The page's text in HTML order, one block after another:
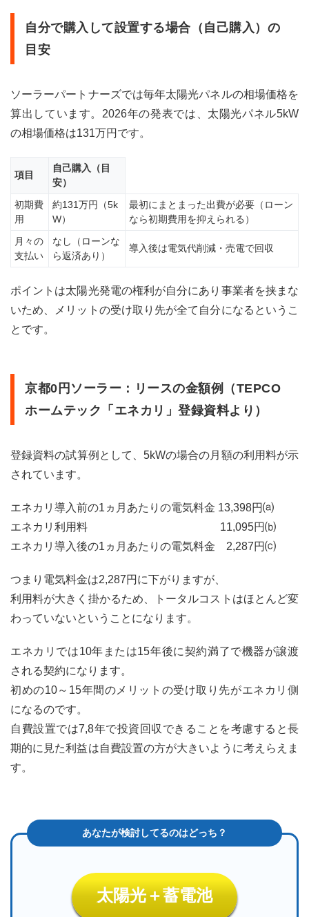
5.1
京都
が向
いて
いる
人
5.2
自己
購入
が向
いて
人
め：
京都
0円
ソー
陽光
の最
初の
ル」
を下
げて
る選
択肢
自分で購入して設置する場合（自己購入）の
目安
ソーラーパートナーズでは毎年太陽光パネルの相場価格を
算出しています。2026年の発表では、太陽光パネル5kW
の相場価格は131万円です。
項目
自己購入（目
安）
初期費
用
約131万円（5k
W）
最初にまとまった出費が必要（ローン
なら初期費用を抑えられる）
月々の
支払い
なし（ローンな
ら返済あり）
導入後は電気代削減・売電で回収
ポイントは太陽光発電の権利が自分にあり事業者を挟まな
いため、メリットの受け取り先が全て自分になるというこ
とです。
京都0円ソーラー：リースの金額例（TEPCO
ホームテック「エネカリ」登録資料より）
登録資料の試算例として、5kWの場合の月額の利用料が示
されています。
エネカリ導入前の1ヵ月あたりの電気料金 13,398円⒜
エネカリ利用料 11,095円⒝
エネカリ導入後の1ヵ月あたりの電気料金 2,287円⒞
つまり電気料金は2,287円に下がりますが、
利用料が大きく掛かるため、トータルコストはほとんど変
わっていないということになります。
エネカリでは10年または15年後に契約満了で機器が譲渡
される契約になります。
初めの10～15年間のメリットの受け取り先がエネカリ側
になるのです。
自費設置では7,8年で投資回収できることを考慮すると長
期的に見た利益は自費設置の方が大きいように考えらえま
す。
太陽光＋蓄電池